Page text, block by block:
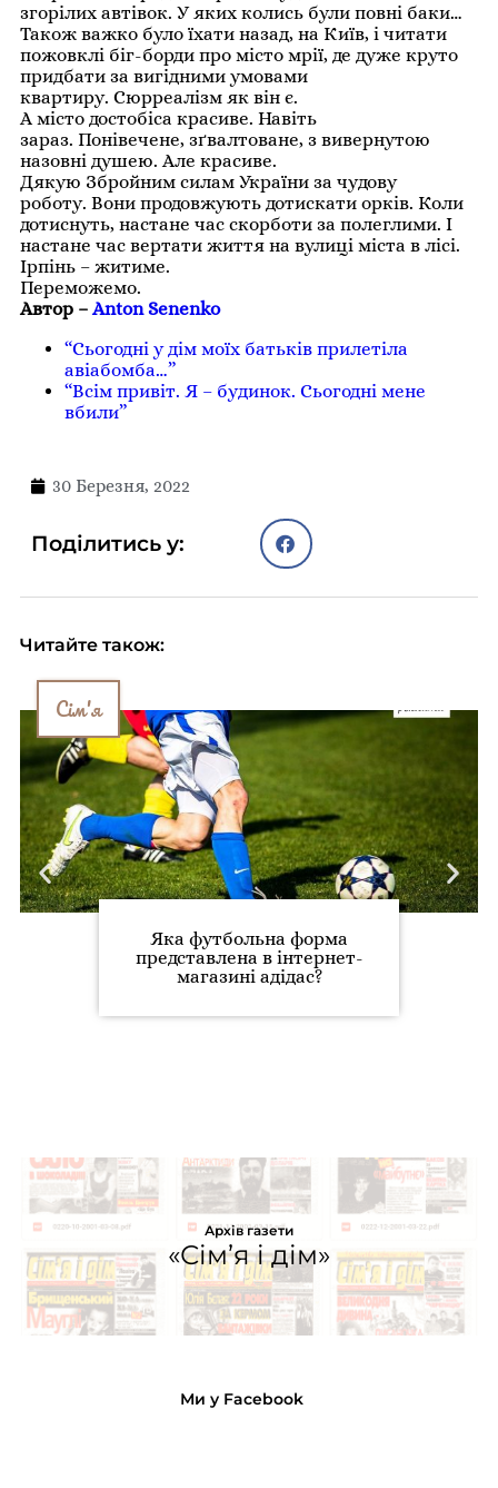
згорілих автівок. У яких колись були повні баки…
Також важко було їхати назад, на Київ, і читати
пожовклі біг-борди про місто мрії, де дуже круто
придбати за вигідними умовами
квартиру. Сюрреалізм як він є.
А місто достобіса красиве. Навіть
зараз. Понівечене, зґвалтоване, з вивернутою
назовні душею. Але красиве.
Дякую Збройним силам України за чудову
роботу. Вони продовжують дотискати орків. Коли
дотиснуть, настане час скорботи за полеглими. І
настане час вертати життя на вулиці міста в лісі.
Ірпінь – житиме.
Переможемо.
Автор –Anton Senenko
“Сьогодні у дім моїх батьків прилетіла
авіабомба…”
“Всім привіт. Я – будинок. Сьогодні мене
вбили”
30 Березня, 2022
Поділитись у:
Читайте також:
Сім'я
Яка футбольна форма
представлена в інтернет-
магазині адідас?
Архів газети
«Сім’я і дім»
Ми у Facebook